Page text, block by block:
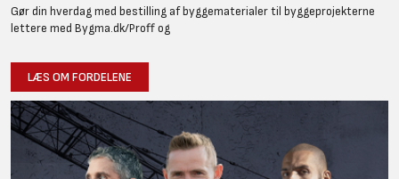
Gør din hverdag med bestilling af byggematerialer til byggeprojekterne
lettere med Bygma.dk/Proff og
LÆS OM FORDELENE